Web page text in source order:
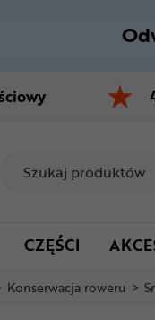
CZĘŚCI
Konserwacja roweru >